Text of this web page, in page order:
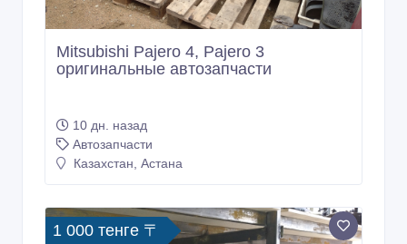
Mitsubishi Pajero 4, Pajero 3
оригинальные автозапчасти
10 дн. назад
Автозапчасти
Казахстан, Астана
1 000 тенге 〒